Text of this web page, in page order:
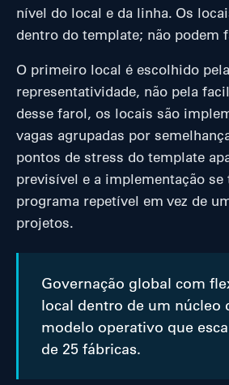
nível do local e da linha. Os
dentro do template; não podem
O primeiro local é escolhido pela
representatividade, não pela
desse farol, os locais são
vagas agrupadas por
pontos de stress do template
previsível e a implementação se
programa repetível em vez de
projetos.
Governação global com
local dentro de um
modelo operativo que
de 25 fábricas.